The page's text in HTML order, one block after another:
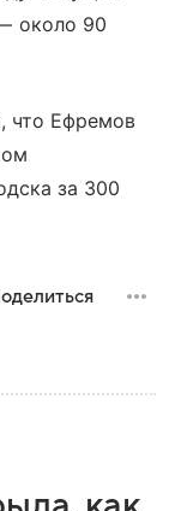
около 90
что Ефремов
за 300